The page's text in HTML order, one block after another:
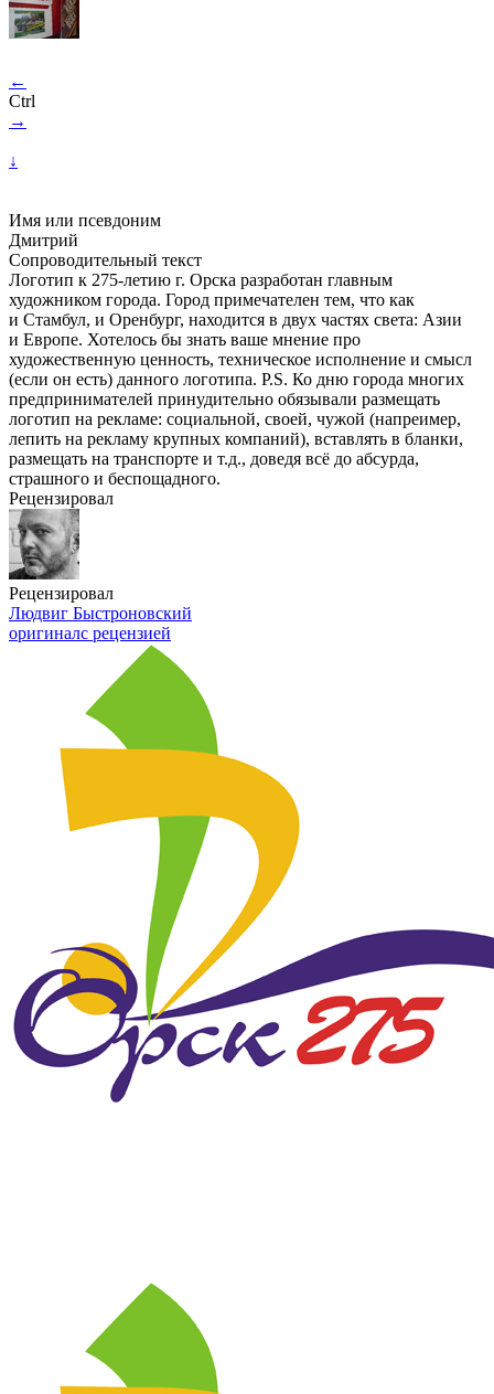
←
Ctrl
→
↓
Имя или псевдоним
Дмитрий
Сопроводительный текст
Логотип к 275-летию г. Орска разработан главным
художником города. Город примечателен тем, что как
и Стамбул, и Оренбург, находится в двух частях света: Азии
и Европе. Хотелось бы знать ваше мнение про
художественную ценность, техническое исполнение и смысл
(если он есть) данного логотипа. P.S. Ко дню города многих
предпринимателей принудительно обязывали размещать
логотип на рекламе: социальной, своей, чужой (напреимер,
лепить на рекламу крупных компаний), вставлять в бланки,
размещать на транспорте и т.д., доведя всё до абсурда,
страшного и беспощадного.
Рецензировал
Рецензировал
Людвиг Быстроновский
оригиналс рецензией